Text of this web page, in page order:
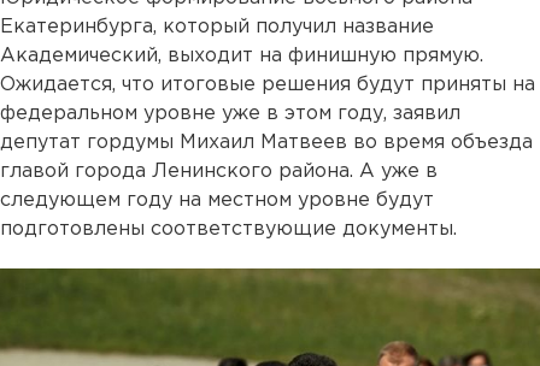
Екатеринбурга, который получил название
Академический, выходит на финишную прямую.
Ожидается, что итоговые решения будут приняты на
федеральном уровне уже в этом году, заявил
депутат гордумы Михаил Матвеев во время объезда
главой города Ленинского района. А уже в
следующем году на местном уровне будут
подготовлены соответствующие документы.